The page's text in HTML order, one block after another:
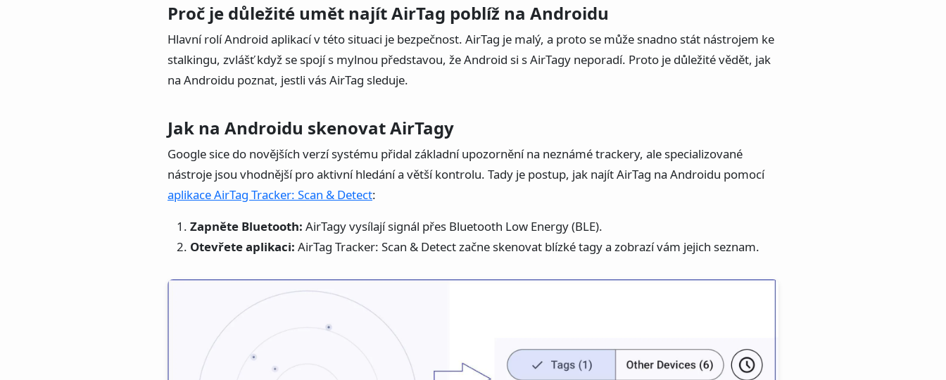
Proč je důležité umět najít AirTag poblíž na Androidu
Hlavní rolí Android aplikací v této situaci je bezpečnost. AirTag je malý, a proto se může snadno stát nástrojem ke
stalkingu, zvlášť když se spojí s mylnou představou, že Android si s AirTagy neporadí. Proto je důležité vědět, jak
na Androidu poznat, jestli vás AirTag sleduje.
Jak na Androidu skenovat AirTagy
Google sice do novějších verzí systému přidal základní upozornění na neznámé trackery, ale specializované
nástroje jsou vhodnější pro aktivní hledání a větší kontrolu. Tady je postup, jak najít AirTag na Androidu pomocí
aplikace AirTag Tracker: Scan & Detect:
Zapněte Bluetooth: AirTagy vysílají signál přes Bluetooth Low Energy (BLE).
Otevřete aplikaci: AirTag Tracker: Scan & Detect začne skenovat blízké tagy a zobrazí vám jejich seznam.